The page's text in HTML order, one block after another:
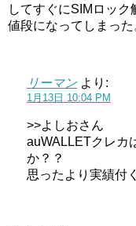
してすぐにSIMロッ
値段になってしまった
リーマン より:
1月13日 10:04 PM
>>よしおさん
auWALLETクレカ
か？？
思ったより実績付